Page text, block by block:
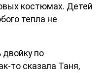
костюмах. Детей
тепла не
по
то сказала Таня,